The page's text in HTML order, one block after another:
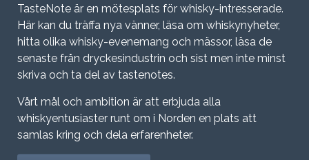
TasteNote är en mötesplats för whisky-intresserade.
Här kan du träffa nya vänner, läsa om whiskynyheter,
hitta olika whisky-evenemang och mässor, läsa de
senaste från dryckesindustrin och sist men inte minst
skriva och ta del av tastenotes.
Vårt mål och ambition är att erbjuda alla
whiskyentusiaster runt om i Norden en plats att
samlas kring och dela erfarenheter.